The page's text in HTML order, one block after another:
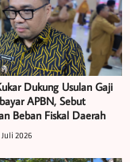
Dukung Usulan Gaji
APBN, Sebut
Beban Fiskal Daerah
Juli 2026